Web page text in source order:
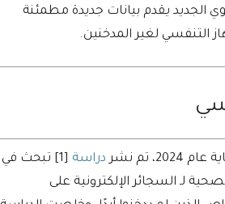
الجديد يقدم بيانات جديدة مطمئنة
التنفسي لغير المدخنين.
2024، تم نشر دراسة
[1] تبحث في
الصحية لـ السجائر الإلكترونية على